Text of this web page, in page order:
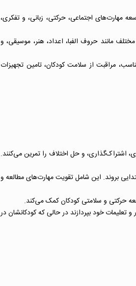
اجتماعی، حرکتی، زبانی، و تفکری،
مانند حروف الفبا، اعداد، هنر، موسیقی، و
مراقبت از سلامت کودکان، تامین تجهیزات
اشتراک‌گذاری، و حل اختلاف را تمرین می‌کنند.
بروند. این شامل تقویت مهارت‌های مطالعه و
خود بپردازند در حالی که کودکانشان در